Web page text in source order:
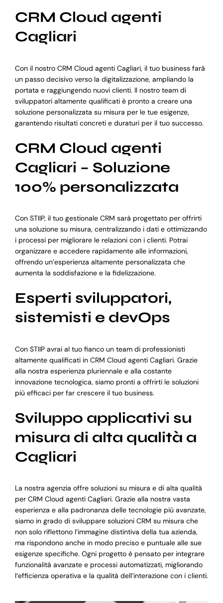
CRM Cloud agenti
Cagliari
Con il nostro CRM Cloud agenti Cagliari, il tuo business farà
un passo decisivo verso la digitalizzazione, ampliando la
portata e raggiungendo nuovi clienti. Il nostro team di
sviluppatori altamente qualificati è pronto a creare una
soluzione personalizzata su misura per le tue esigenze,
garantendo risultati concreti e duraturi per il tuo successo.
CRM Cloud agenti
Cagliari – Soluzione
100% personalizzata
Con STIIP, il tuo gestionale CRM sarà progettato per offrirti
una soluzione su misura, centralizzando i dati e ottimizzando
i processi per migliorare le relazioni con i clienti. Potrai
organizzare e accedere rapidamente alle informazioni,
offrendo un’esperienza altamente personalizzata che
aumenta la soddisfazione e la fidelizzazione.
Esperti sviluppatori,
sistemisti e devOps
Con STIIP avrai al tuo fianco un team di professionisti
altamente qualificati in CRM Cloud agenti Cagliari. Grazie
alla nostra esperienza pluriennale e alla costante
innovazione tecnologica, siamo pronti a offrirti le soluzioni
più efficaci per far crescere il tuo business.
Sviluppo applicativi su
misura di alta qualità a
Cagliari
La nostra agenzia offre soluzioni su misura e di alta qualità
per CRM Cloud agenti Cagliari. Grazie alla nostra vasta
esperienza e alla padronanza delle tecnologie più avanzate,
siamo in grado di sviluppare soluzioni CRM su misura che
non solo riflettono l’immagine distintiva della tua azienda,
ma rispondono anche in modo preciso e puntuale alle sue
esigenze specifiche. Ogni progetto è pensato per integrare
funzionalità avanzate e processi automatizzati, migliorando
l’efficienza operativa e la qualità dell’interazione con i clienti.